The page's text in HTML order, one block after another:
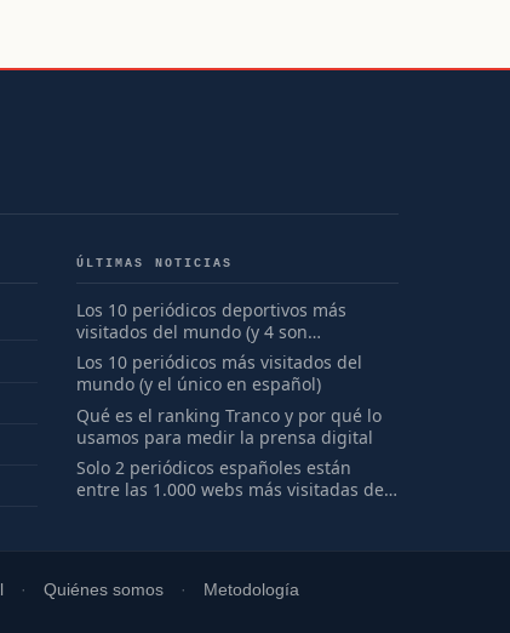
ÚLTIMAS NOTICIAS
Los 10 periódicos deportivos más
visitados del mundo (y 4 son
españoles)
Los 10 periódicos más visitados del
mundo (y el único en español)
Qué es el ranking Tranco y por qué lo
usamos para medir la prensa digital
Solo 2 periódicos españoles están
entre las 1.000 webs más visitadas del
Quiénes somos Metodología